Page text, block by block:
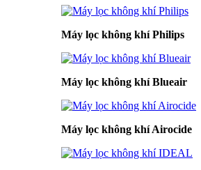
Máy lọc không khí Philips
Máy lọc không khí Blueair
Máy lọc không khí Airocide